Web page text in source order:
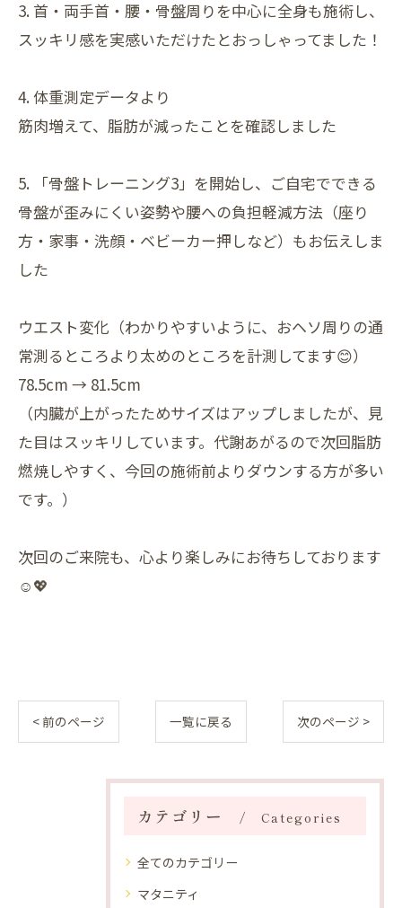
3. 首・両手首・腰・骨盤周りを中心に全身も施術し、
スッキリ感を実感いただけたとおっしゃってました！
4. 体重測定データより
筋肉増えて、脂肪が減ったことを確認しました
5. 「骨盤トレーニング3」を開始し、ご自宅でできる
骨盤が歪みにくい姿勢や腰への負担軽減方法（座り
方・家事・洗顔・ベビーカー押しなど）もお伝えしま
した
ウエスト変化（わかりやすいように、おヘソ周りの通
常測るところより太めのところを計測してます😊）
78.5cm → 81.5cm
（内臓が上がったためサイズはアップしましたが、見
た目はスッキリしています。代謝あがるので次回脂肪
燃焼しやすく、今回の施術前よりダウンする方が多い
です。）
次回のご来院も、心より楽しみにお待ちしております
☺️💖
< 前のページ 一覧に戻る 次のページ >
カテゴリー Categories
全てのカテゴリー
マタニティ